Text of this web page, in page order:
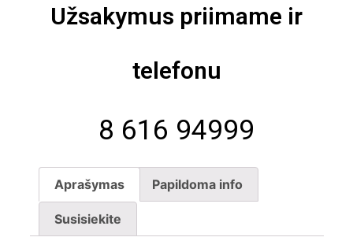
Užsakymus priimame ir
telefonu
8 616 94999
Aprašymas Papildoma info
Susisiekite